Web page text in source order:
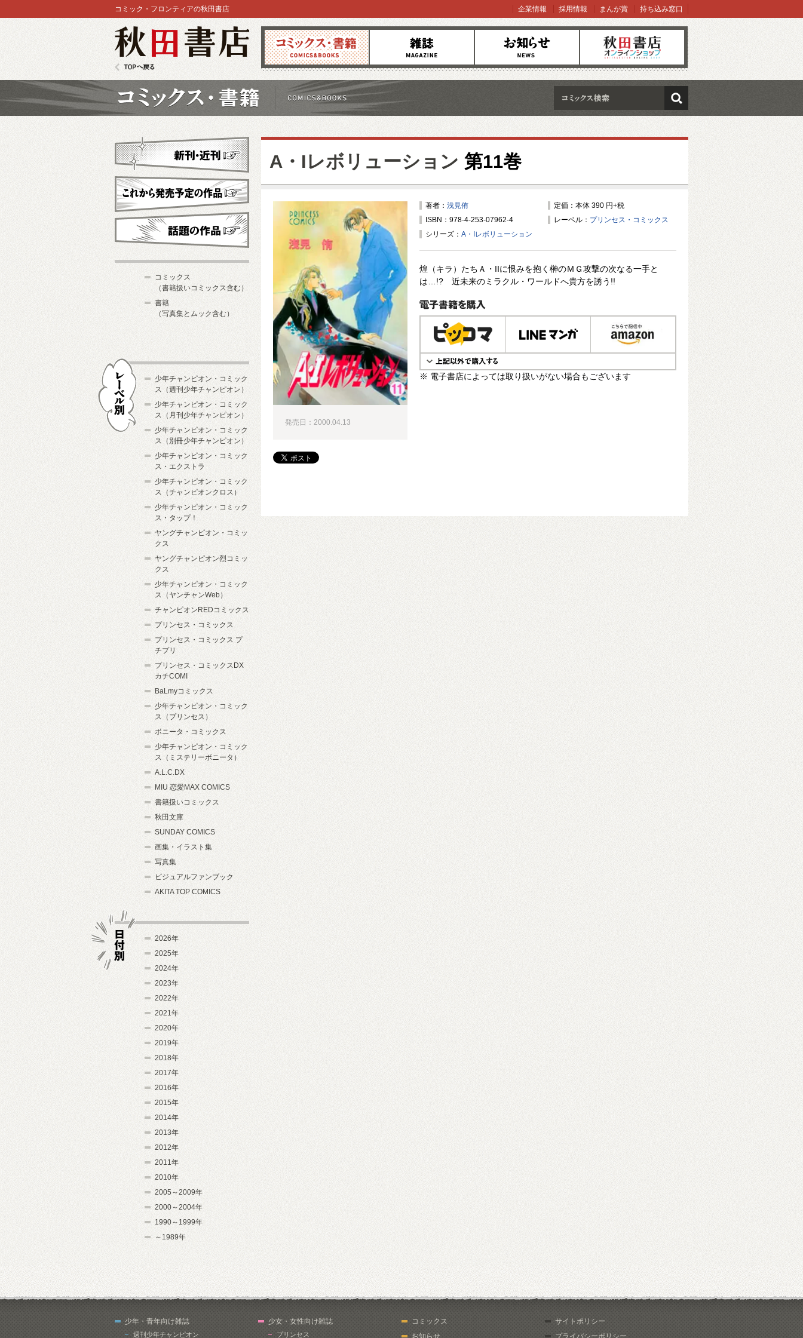
コミックス 雑誌 お知らせ オンラインショップ
コミック・フロンティアの秋田書店 企業情報 採用情報 まんが賞 持ち込み窓口
検索
A・Iレボリューション 第11巻
著者： 浅見侑
定価：本体 390 円+税
ISBN：978-4-253-07962-4
レーベル： プリンセス・コミックス
シリーズ： A・Iレボリューション
煌（キラ）たちＡ・IIに恨みを抱く榊のＭＧ攻撃の次なる一手と
は…!? 近未来のミラクル・ワールドへ貴方を誘う!!
電子書籍で購入
※ 電子書店によっては取り扱いがない場合もございます
発売日：2000.04.13
新刊・近刊
これから発売予定
コミックス
（書籍扱いコミックス含む）
書籍
（写真集とムック含む）
少年チャンピオン・コミック
ス（週刊少年チャンピオン）
少年チャンピオン・コミック
ス（月刊少年チャンピオン）
少年チャンピオン・コミック
ス（別冊少年チャンピオン）
少年チャンピオン・コミック
ス・エクストラ
少年チャンピオン・コミック
ス（チャンピオンクロス）
少年チャンピオン・コミック
ス・タップ！
ヤングチャンピオン・コミッ
クス
ヤングチャンピオン烈コミッ
クス
少年チャンピオン・コミック
ス（ヤンチャンWeb）
チャンピオンREDコミックス
プリンセス・コミックス
プリンセス・コミックス プ
チプリ
プリンセス・コミックスDX
カチCOMI
BaLmyコミックス
少年チャンピオン・コミック
ス（プリンセス）
ボニータ・コミックス
少年チャンピオン・コミック
ス（ミステリーボニータ）
A.L.C.DX
MIU 恋愛MAX COMICS
書籍扱いコミックス
秋田文庫
SUNDAY COMICS
画集・イラスト集
写真集
ビジュアルファンブック
AKITA TOP COMICS
2026年
2025年
2024年
2023年
2022年
2021年
2020年
2019年
2018年
2017年
2016年
2015年
2014年
2013年
2012年
2011年
2010年
2005～2009年
2000～2004年
1990～1999年
～1989年
少年・青年向け雑誌
週刊少年チャンピオン
少女・女性向け雑誌
プリンセス
コミックス
お知らせ
サイトポリシー
プライバシーポリシー